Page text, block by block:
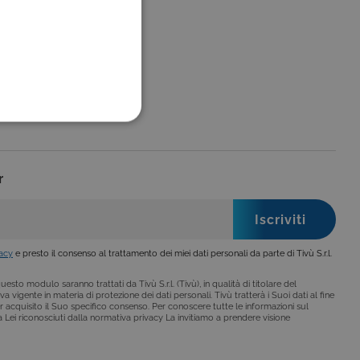
e presto il consenso al trattamento dei miei dati personali da parte di Tivù S.r.l.
modulo saranno trattati da Tivù S.r.l. (Tivù), in qualità di titolare del
vigente in materia di protezione dei dati personali. Tivù tratterà i Suoi dati al fine
il Suo specifico consenso. Per conoscere tutte le informazioni sul
riconosciuti dalla normativa privacy La invitiamo a prendere visione
FUNZIONALITÀ
ai criteri da te
avvisati riguardo alla
di norma, dati